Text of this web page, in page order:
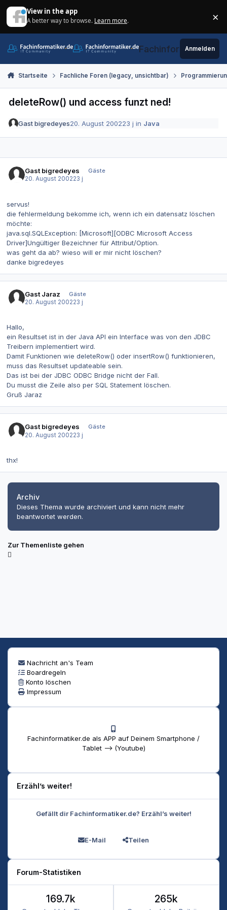
View in the app
A better way to browse. Learn more. ×
Fachinformatiker.de
Anmelden
Startseite Fachliche Foren (legacy, unsichtbar)
deleteRow() und access funzt ned!
Gast bigredeyes20. August 200223 j in Java
Gast bigredeyes
Gäste
20. August 200223 j
servus!
die fehlermeldung bekomme ich, wenn ich ein datensatz löschen
möchte:
java.sql.SQLException: [Microsoft][ODBC Microsoft Access
Driver]Ungültiger Bezeichner für Attribut/Option.
was geht da ab? wieso will er mir nicht löschen?
danke bigredeyes
Gast Jaraz
Gäste
20. August 200223 j
Hallo,
ein Resultset ist in der Java API ein Interface was von den JDBC
Treibern implementiert wird.
Damit Funktionen wie deleteRow() oder insertRow() funktionieren,
muss das Resultset updateable sein.
Das ist bei der JDBC ODBC Bridge nicht der Fall.
Du musst die Zeile also per SQL Statement löschen.
Gruß Jaraz
Gast bigredeyes
Gäste
20. August 200223 j
thx!
Archiv
Dieses Thema wurde archiviert und kann nicht mehr
beantwortet werden.
Zur Themenliste gehen
Nachricht an's Team
Boardregeln
Konto löschen
Impressum
Fachinformatiker.de als APP auf Deinem Smartphone /
Tablet --> (Youtube)
Erzähl’s weiter!
Gefällt dir Fachinformatiker.de? Erzähl’s weiter!
E-Mail Teilen
Forum-Statistiken
169.7k 265k